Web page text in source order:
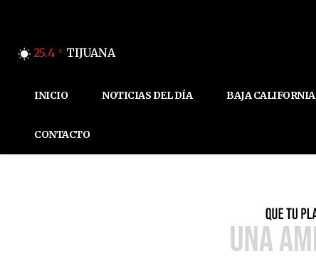
25.4 C TIJUANA
INICIO NOTICIAS DEL DÍA BAJA CALIFORNIA
CONTACTO